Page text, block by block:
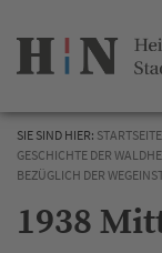
SIE SIND HIER: STARTSEITE
GESCHICHTE DER
BEZÜGLICH DER
1938